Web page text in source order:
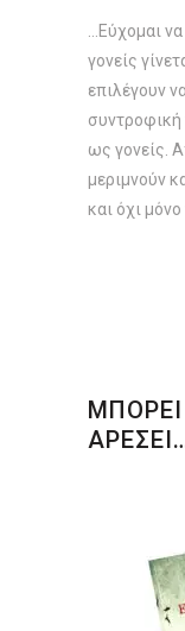
…Εύχομαι
γονείς
επιλέγουν
συντροφική
ως γονείς.
μεριμνούν
και όχι